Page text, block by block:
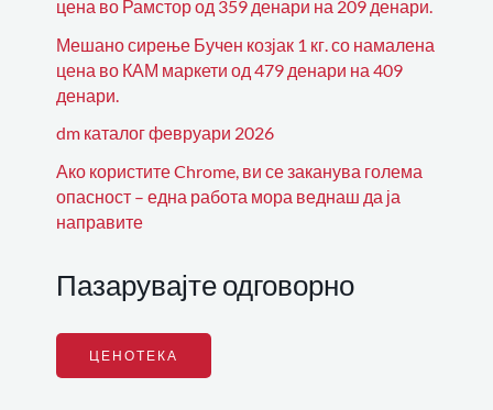
цена во Рамстор од 359 денари на 209 денари.
Мешано сирење Бучен козјак 1 кг. со намалена
цена во КАМ маркети од 479 денари на 409
денари.
dm каталог февруари 2026
Ако користите Chrome, ви се заканува голема
опасност – една работа мора веднаш да ја
направите
Пазарувајте одговорно
ЦЕНОТЕКА